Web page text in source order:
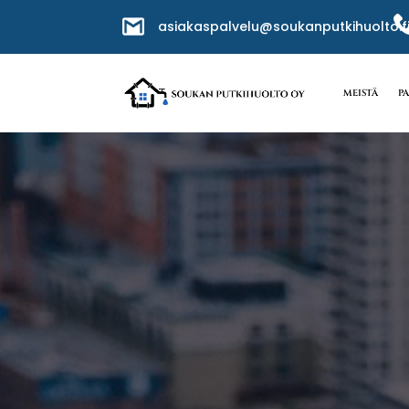
MEISTÄ